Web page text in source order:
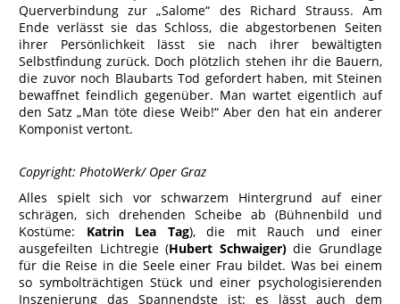
Querverbindung zur „Salome“ des Richard Strauss. Am
Ende verlässt sie das Schloss, die abgestorbenen Seiten
ihrer Persönlichkeit lässt sie nach ihrer bewältigten
Selbstfindung zurück. Doch plötzlich stehen ihr die Bauern,
die zuvor noch Blaubarts Tod gefordert haben, mit Steinen
bewaffnet feindlich gegenüber. Man wartet eigentlich auf
den Satz „Man töte diese Weib!“ Aber den hat ein anderer
Komponist vertont.
Copyright: PhotoWerk/ Oper Graz
Alles spielt sich vor schwarzem Hintergrund auf einer
schrägen, sich drehenden Scheibe ab (Bühnenbild und
Kostüme: Katrin Lea Tag), die mit Rauch und einer
ausgefeilten Lichtregie (Hubert Schwaiger)die Grundlage
für die Reise in die Seele einer Frau bildet. Was bei einem
so symbolträchtigen Stück und einer psychologisierenden
Inszenierung das Spannendste ist: es lässt auch dem